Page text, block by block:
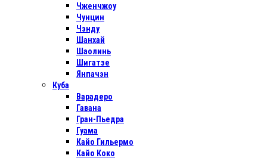
Чженчжоу
Чунцин
Чэнду
Шанхай
Шаолинь
Шигатзе
Янпачэн
Куба
Варадеро
Гавана
Гран-Пьедра
Гуама
Кайо Гильермо
Кайо Коко